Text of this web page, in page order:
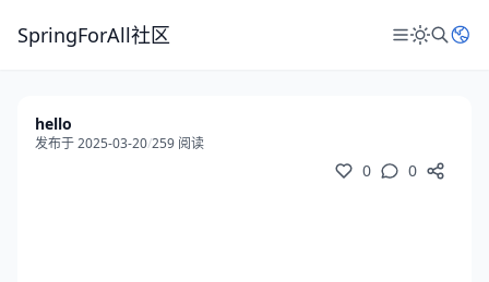
SpringForAll社区
hello
发布于 2025-03-20/259 阅读
0 0